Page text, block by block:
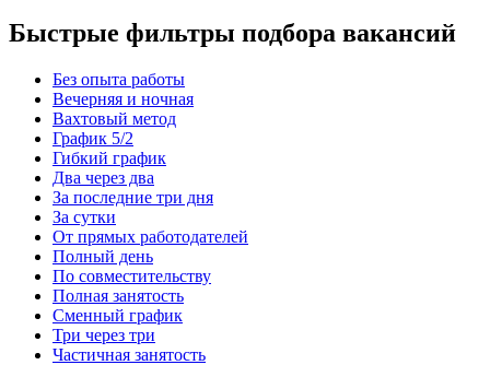
Быстрые фильтры подбора вакансий
Без опыта работы
Вечерняя и ночная
Вахтовый метод
График 5/2
Гибкий график
Два через два
За последние три дня
За сутки
От прямых работодателей
Полный день
По совместительству
Полная занятость
Сменный график
Три через три
Частичная занятость